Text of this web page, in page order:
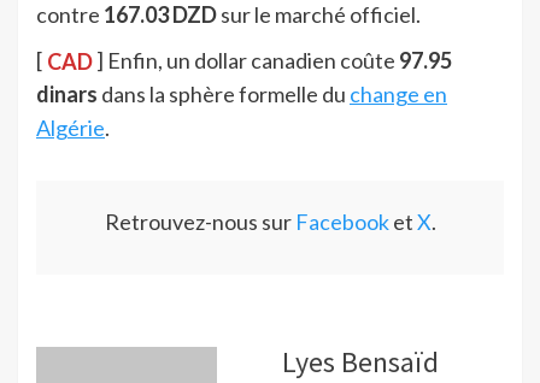
contre 167.03 DZDsur le marché officiel.
[ CAD ] Enfin, un dollar canadien coûte 97.95
dinars dans la sphère formelle du change en
Algérie.
Retrouvez-nous sur FacebooketX.
Lyes Bensaïd